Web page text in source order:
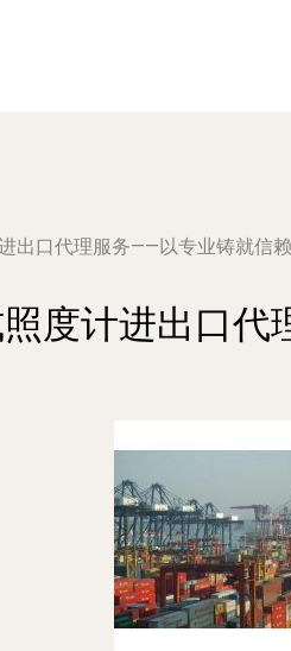
出口代理服务——以专业铸就信赖
照度计进出口